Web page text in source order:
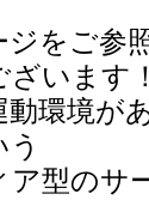
をご参
います
動環境が
ア型のサ